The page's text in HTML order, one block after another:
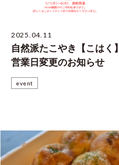
2025.04.11
自然派たこやき【こはく】
営業日変更のお知らせ
event